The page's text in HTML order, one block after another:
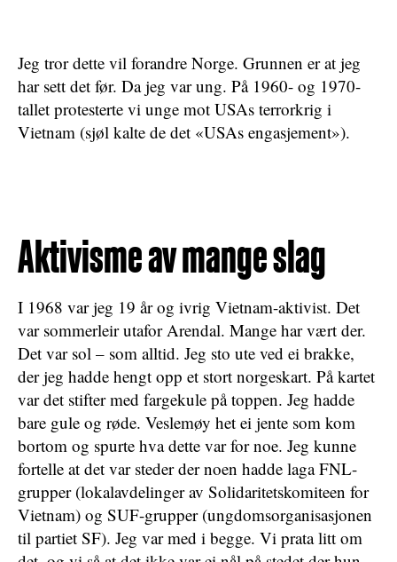
Jeg tror dette vil forandre Norge. Grunnen er at jeg
har sett det før. Da jeg var ung. På 1960- og 1970-
tallet protesterte vi unge mot USAs terrorkrig i
Vietnam (sjøl kalte de det «USAs engasjement»).
Aktivisme av mange slag
I 1968 var jeg 19 år og ivrig Vietnam-aktivist. Det
var sommerleir utafor Arendal. Mange har vært der.
Det var sol – som alltid. Jeg sto ute ved ei brakke,
der jeg hadde hengt opp et stort norgeskart. På kartet
var det stifter med fargekule på toppen. Jeg hadde
bare gule og røde. Veslemøy het ei jente som kom
bortom og spurte hva dette var for noe. Jeg kunne
fortelle at det var steder der noen hadde laga FNL-
grupper (lokalavdelinger av Solidaritetskomiteen for
Vietnam) og SUF-grupper (ungdomsorganisasjonen
til partiet SF). Jeg var med i begge. Vi prata litt om